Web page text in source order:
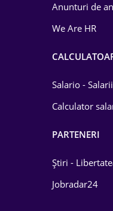
Anunturi de
We Are HR
Salario -
Calculator
PARTENERI
Știri -
Jobradar24